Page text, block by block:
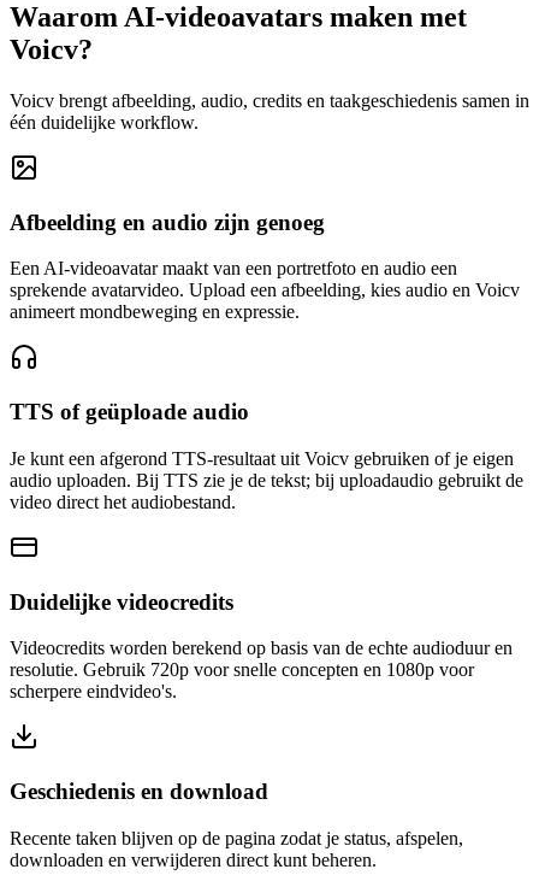
Waarom AI-videoavatars maken met
Voicv?
Voicv brengt afbeelding, audio, credits en taakgeschiedenis samen in
één duidelijke workflow.
Afbeelding en audio zijn genoeg
Een AI-videoavatar maakt van een portretfoto en audio een
sprekende avatarvideo. Upload een afbeelding, kies audio en Voicv
animeert mondbeweging en expressie.
TTS of geüploade audio
Je kunt een afgerond TTS-resultaat uit Voicv gebruiken of je eigen
audio uploaden. Bij TTS zie je de tekst; bij uploadaudio gebruikt de
video direct het audiobestand.
Duidelijke videocredits
Videocredits worden berekend op basis van de echte audioduur en
resolutie. Gebruik 720p voor snelle concepten en 1080p voor
scherpere eindvideo's.
Geschiedenis en download
Recente taken blijven op de pagina zodat je status, afspelen,
downloaden en verwijderen direct kunt beheren.